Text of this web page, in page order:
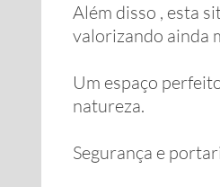
Além disso , esta
valorizando ainda
Um espaço
natureza.
Segurança e